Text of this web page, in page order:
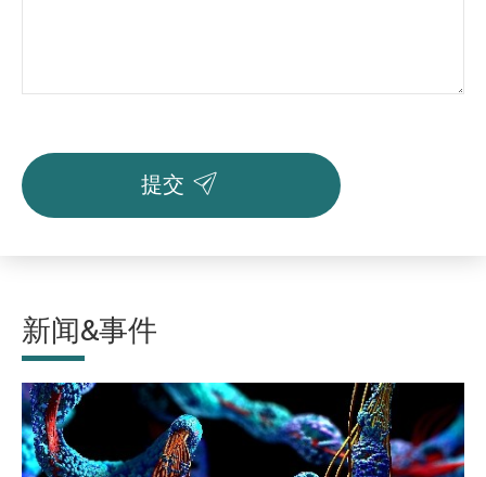
提交 
新闻&事件